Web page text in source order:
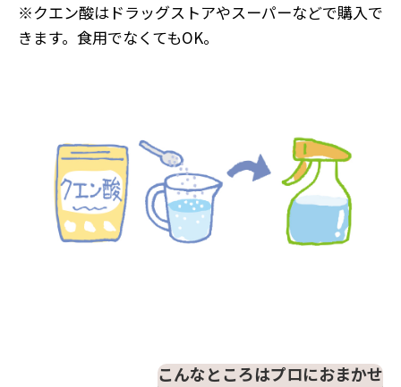
※クエン酸はドラッグストアやスーパーなどで購入で
きます。食用でなくてもOK。
こんなところはプロにおまかせ